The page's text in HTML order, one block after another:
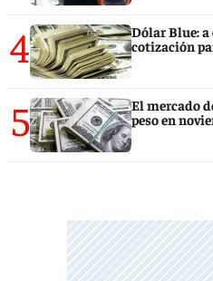
4
Dólar Blue:
cotización
5
El mercado
peso en